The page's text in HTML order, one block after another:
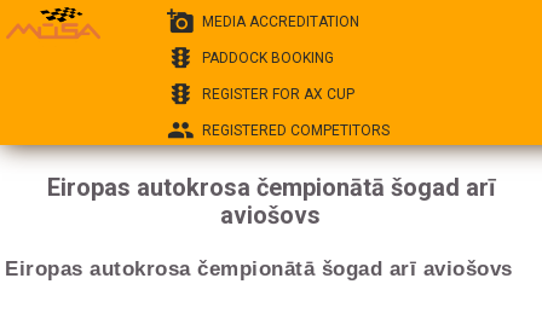
add_a_photo MEDIA ACCREDITATION
traffic PADDOCK BOOKING
traffic REGISTER FOR AX CUP
group REGISTERED COMPETITORS
Eiropas autokrosa čempionātā šogad arī
aviošovs
Eiropas autokrosa čempionātā šogad arī aviošovs